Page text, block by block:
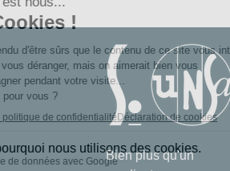
Bien plus qu'un